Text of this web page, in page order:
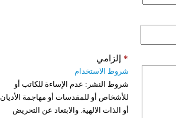
إلزامي *
شروط الاستخدام
شروط النشر: عدم الإساءة للكاتب أو
للأشخاص أو للمقدسات أو مهاجمة الأديان
أو الذات الالهية. والابتعاد عن التحريض